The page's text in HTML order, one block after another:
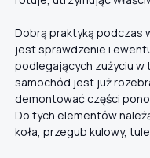
Dobrą praktyką podczas
jest sprawdzenie i
podlegających zużyciu
samochód jest już
demontować części
Do tych elementów
koła, przegub kulowy,